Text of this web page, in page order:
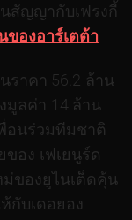
นสัญญากับเฟรงกี้
ของอาร์เตต้า
ราคา 56.2 ล้าน
มูลค่า 14 ล้าน
อนร่วมทีมชาติ
อง เฟเยนูร์ด
ของยูไนเต็ดคุ้น
กับเดอยอง